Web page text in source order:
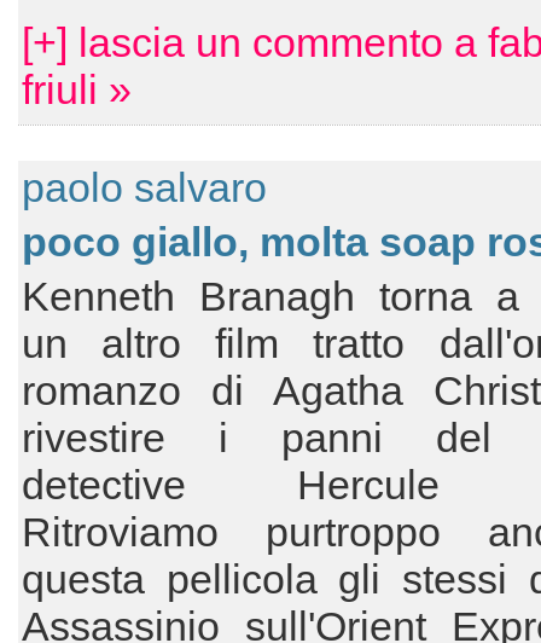
[+] lascia un commento a
friuli »
paolo salvaro
poco giallo, molta soap
Kenneth Branagh torna a
un altro film tratto
romanzo di Agatha
rivestire i panni del
detective Hercule
Ritroviamo purtroppo
questa pellicola gli stessi
Assassinio sull'Orient